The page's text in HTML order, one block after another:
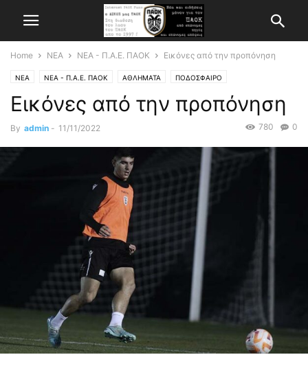
Home ΝΕΑ ΝΕΑ - Π.Α.Ε. ΠΑΟΚ Εικόνες από την προπόνηση
ΝΕΑ ΝΕΑ - Π.Α.Ε. ΠΑΟΚ ΑΘΛΗΜΑΤΑ ΠΟΔΟΣΦΑΙΡΟ
Εικόνες από την προπόνηση
By admin - 11/11/2022 0
780